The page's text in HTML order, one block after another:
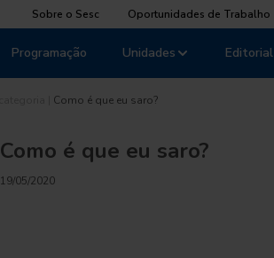
Sobre o Sesc Oportunidades de Trabalho
Unidades
Programação Editorial
Como é que eu saro?
Como é que eu saro?
19/05/2020